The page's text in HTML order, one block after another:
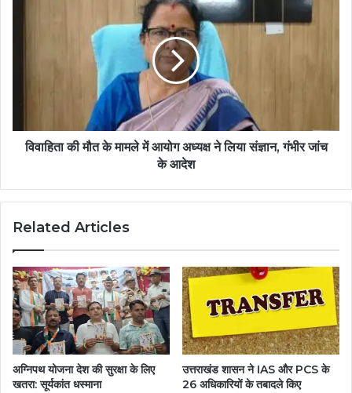
विवाहिता की मौत के मामले में आयोग अध्यक्ष ने लिया संज्ञान, गंभीर जांच
के आदेश
Related Articles
अग्निपथ योजना देश की सुरक्षा के लिए
खतरा: सूर्यकांत धस्माना
उत्तराखंड शासन ने IAS और PCS के
26 अधिकारियों के तबादले किए